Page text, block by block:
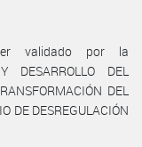
validado por la
DESARROLLO DEL
DEL
DE DESREGULACIÓN